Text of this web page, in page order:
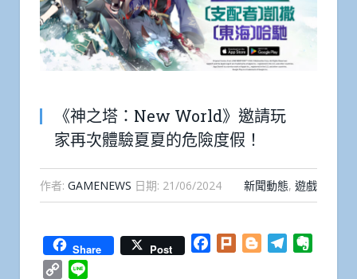
《神之塔：New World》邀請玩
家再次體驗夏夏的危險度假！
作者: GAMENEWS 日期: 21/06/2024 新聞動態, 遊戲
Share Post Facebook
Plurk BloggerTelegram
Copy